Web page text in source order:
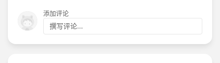
添加评论
撰写评论...